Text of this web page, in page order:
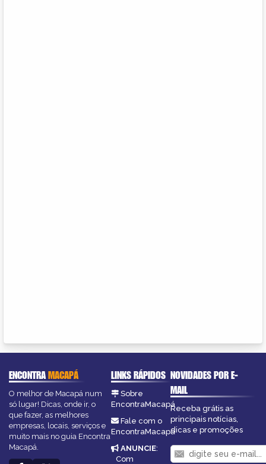
ENCONTRAMACAPÁ
O melhor de Macapá num
só lugar! Dicas, onde ir, o
que fazer, as melhores
empresas, locais, serviços e
muito mais no guia Encontra
Macapá.
LINKS RÁPIDOS
Sobre
EncontraMacapá
Fale com o
EncontraMacapá
ANUNCIE:
Com
NOVIDADES POR E-
MAIL
Receba grátis as
principais notícias,
dicas e promoções